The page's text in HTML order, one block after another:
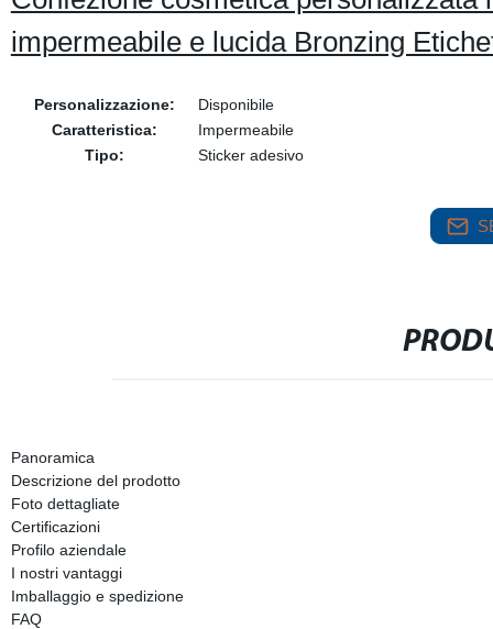
impermeabile e lucida Bronzing
Personalizzazione:
Disponibile
Caratteristica:
Impermeabile
Tipo:
Sticker adesivo
Panoramica
Descrizione del prodotto
Foto dettagliate
Certificazioni
Profilo aziendale
I nostri vantaggi
Imballaggio e spedizione
FAQ